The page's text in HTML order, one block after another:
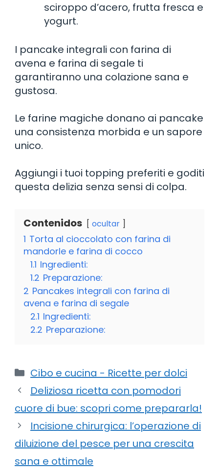
sciroppo d’acero, frutta fresca e
yogurt.
I pancake integrali con farina di
avena e farina di segale ti
garantiranno una colazione sana e
gustosa.
Le farine magiche donano ai pancake
una consistenza morbida e un sapore
unico.
Aggiungi i tuoi topping preferiti e goditi
questa delizia senza sensi di colpa.
Contenidos ocultar
1 Torta al cioccolato con farina di
mandorle e farina di cocco
1.1 Ingredienti:
1.2 Preparazione:
2 Pancakes integrali con farina di
avena e farina di segale
2.1 Ingredienti:
2.2 Preparazione:
Categorie
Cibo e cucina - Ricette per dolci
Deliziosa ricetta con pomodori
cuore di bue: scopri come prepararla!
Incisione chirurgica: l’operazione di
diluizione del pesce per una crescita
sana e ottimale